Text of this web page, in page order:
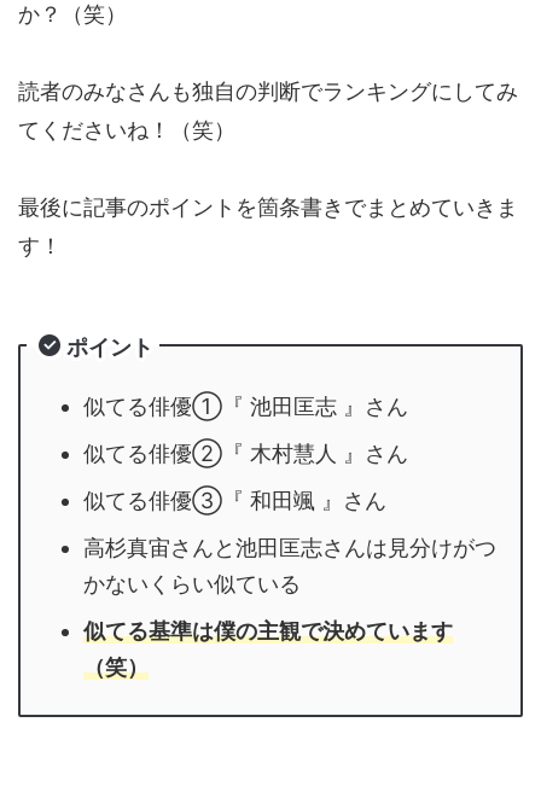
か？（笑）
読者のみなさんも独自の判断でランキングにしてみ
てくださいね！（笑）
最後に記事のポイントを箇条書きでまとめていきま
す！
ポイント
似てる俳優①『 池田匡志 』さん
似てる俳優②『 木村慧人 』さん
似てる俳優③『 和田颯 』さん
高杉真宙さんと池田匡志さんは見分けがつ
かないくらい似ている
似てる基準は僕の主観で決めています
（笑）